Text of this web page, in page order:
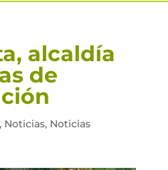
alcaldía
de
Noticias, Noticias